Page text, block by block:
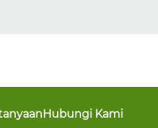
Hubungi Kami